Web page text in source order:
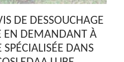
DE DESSOUCHAGE
EN DEMANDANT À
SPÉCIALISÉE DANS